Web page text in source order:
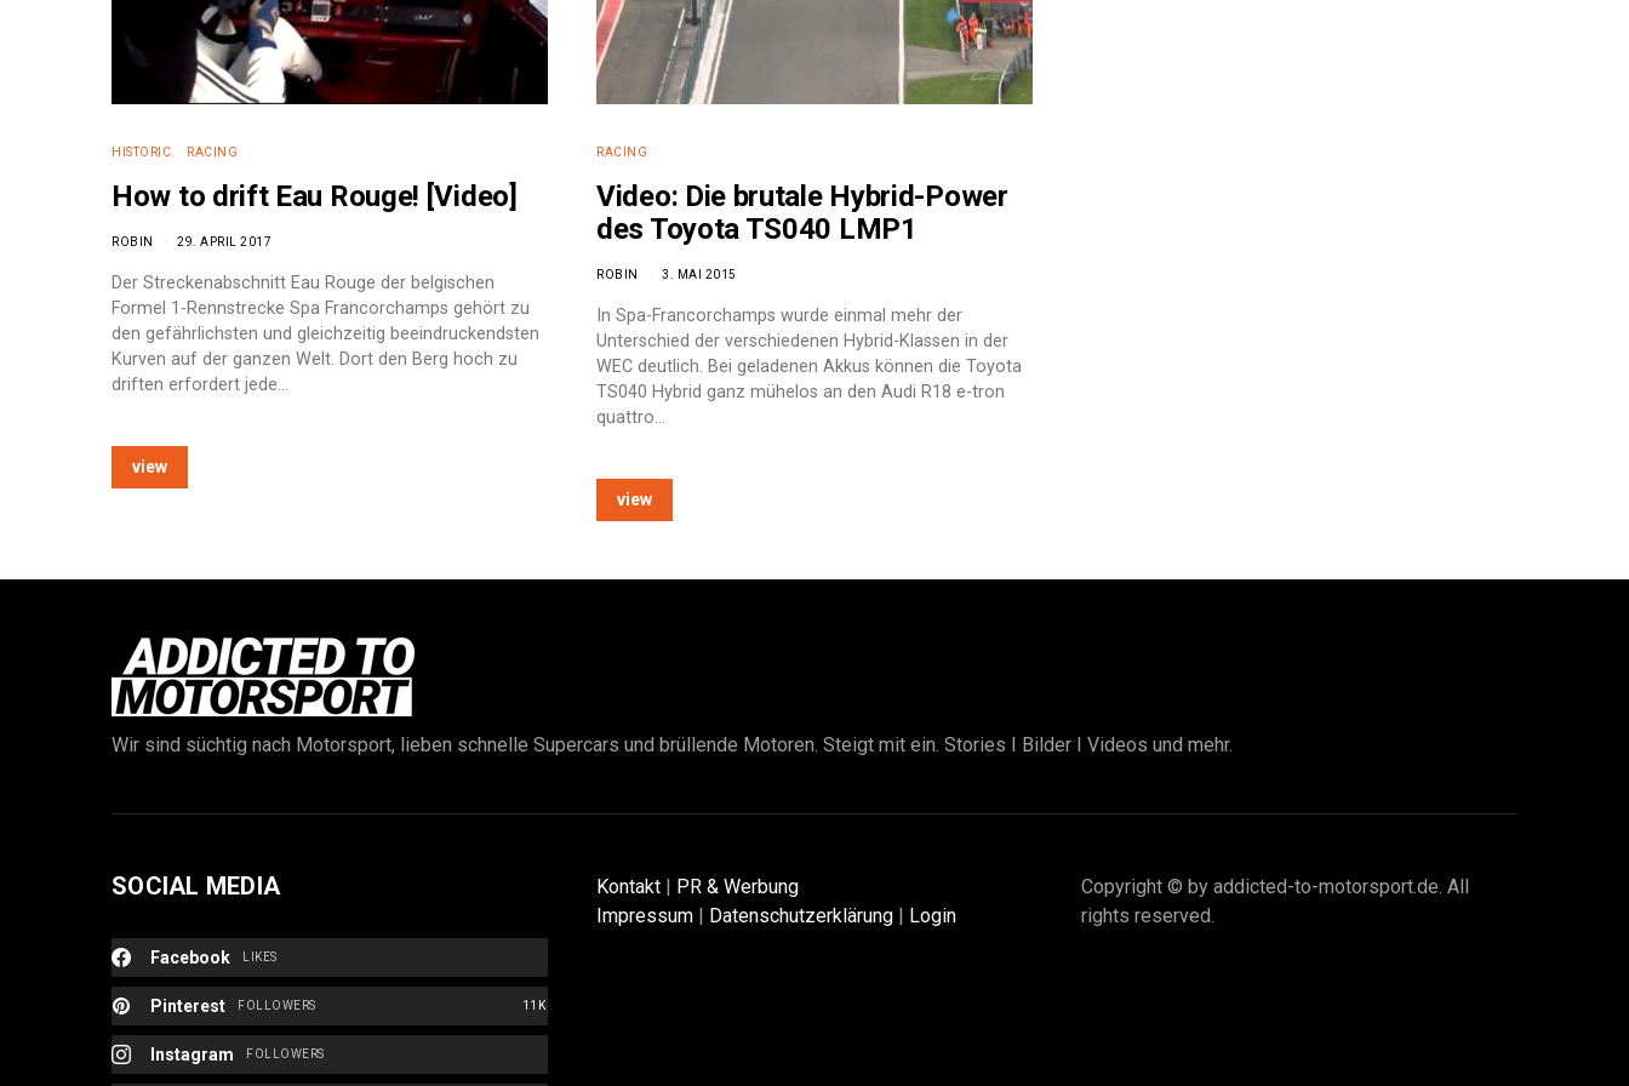
HISTORIC RACING
How to drift Eau Rouge! [Video]
ROBIN 29. APRIL 2017
Der Streckenabschnitt Eau Rouge der belgischen
Formel 1-Rennstrecke Spa Francorchamps gehört zu
den gefährlichsten und gleichzeitig beeindruckendsten
Kurven auf der ganzen Welt. Dort den Berg hoch zu
driften erfordert jede…
view
RACING
Video: Die brutale Hybrid-Power
des Toyota TS040 LMP1
ROBIN 3. MAI 2015
In Spa-Francorchamps wurde einmal mehr der
Unterschied der verschiedenen Hybrid-Klassen in der
WEC deutlich. Bei geladenen Akkus können die Toyota
TS040 Hybrid ganz mühelos an den Audi R18 e-tron
quattro…
view
Wir sind süchtig nach Motorsport, lieben schnelle Supercars und brüllende Motoren. Steigt mit ein. Stories I Bilder I Videos und mehr.
SOCIAL MEDIA
Facebook LIKES
Pinterest 11K
FOLLOWERS
Instagram FOLLOWERS
Kontakt | PR & Werbung
Impressum | Datenschutzerklärung | Login
Copyright © by addicted-to-motorsport.de. All
rights reserved.